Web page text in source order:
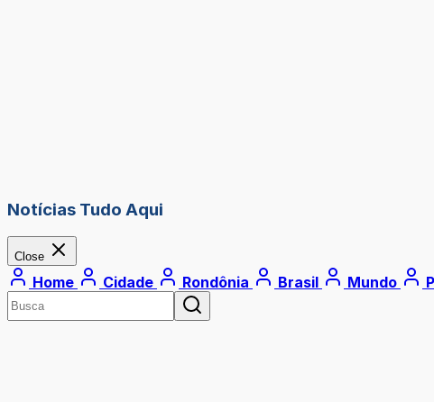
Notícias Tudo Aqui
Close
Home Cidade Rondônia Brasil Mundo